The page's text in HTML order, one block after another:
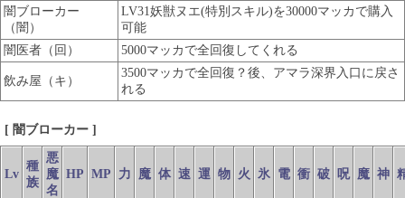
闇ブローカー
（闇）
LV31妖獣ヌエ(特別スキル)を30000マッカで購入
可能
闇医者（回）
5000マッカで全回復してくれる
飲み屋（キ）
3500マッカで全回復？後、アマラ深界入口に戻さ
れる
[ 闇ブローカー ]
Lv
種
族
悪
魔
名
HP MP 力 魔 体 速 運 物 火 氷 電 衝 破 呪 魔 神